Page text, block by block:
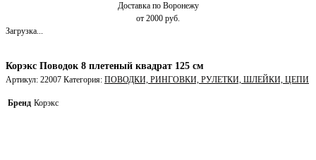
Доставка по Воронежу
от 2000 руб.
Загрузка...
Корэкс Поводок 8 плетеный квадрат 125 см
Артикул: 22007 Категория: ПОВОДКИ, РИНГОВКИ, РУЛЕТКИ, ШЛЕЙКИ, ЦЕПИ
Бренд Корэкс